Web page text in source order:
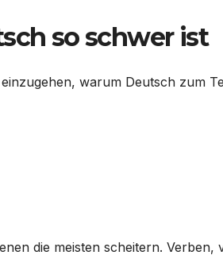
so schwer ist
warum Deutsch zum
die meisten scheitern. Verben,